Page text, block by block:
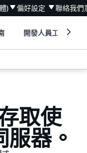
) 偏好設定 聯絡我們
開發人員工具
取使
器。